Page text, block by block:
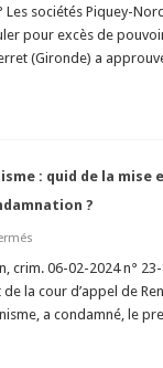
demande
du
Préfet
:
atteinte
l’économie
Les sociétés Piquey-
pour excès de
(Gironde) a
: quid de la
?
sur
au
de
l’urbanisme
:
crim. 06-02-2024 n°
la cour d’appel de
a condamné, le